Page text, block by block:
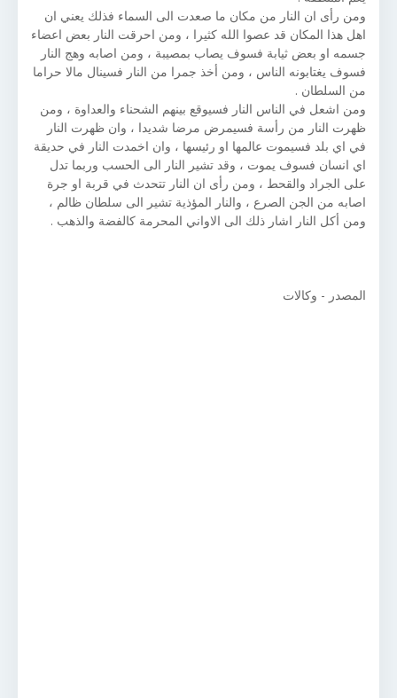
ومن رأى ان النار من مكان ما صعدت الى السماء فذلك يعني ان
اهل هذا المكان قد عصوا الله كثيرا ، ومن احرقت النار بعض اعضاء
جسمه او بعض ثيابة فسوف يصاب بمصيبة ، ومن اصابه وهج النار
فسوف يغتابونه الناس ، ومن أخذ جمرا من النار فسينال مالا حراما
من السلطان .
ومن اشعل في الناس النار فسيوقع بينهم الشحناء والعداوة ، ومن
ظهرت النار من رأسة فسيمرض مرضا شديدا ، وان ظهرت النار
في اي بلد فسيموت عالمها او رئيسها ، وان اخمدت النار في حديقة
اي انسان فسوف يموت ، وقد تشير النار الى الحسب وربما تدل
على الجراد والقحط ، ومن رأى ان النار تتحدث في قربة او جرة
اصابه من الجن الصرع ، والنار المؤذية تشير الى سلطان ظالم ،
ومن أكل النار اشار ذلك الى الاواني المحرمة كالفضة والذهب .
المصدر - وكالات